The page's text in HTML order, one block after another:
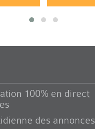
100% en direct
des annonces